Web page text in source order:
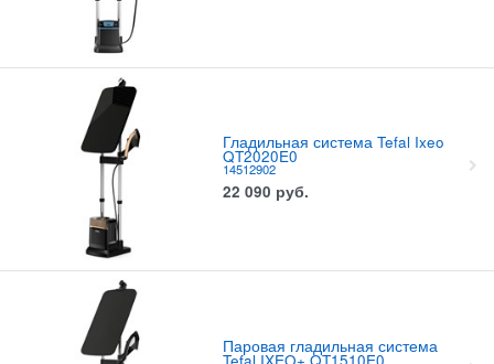
Гладильная система Tefal Ixeo
QT2020E0
14512902
22 090 руб.
Паровая гладильная система
Tefal IXEO+ QT1510E0